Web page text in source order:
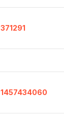
371291
1457434060